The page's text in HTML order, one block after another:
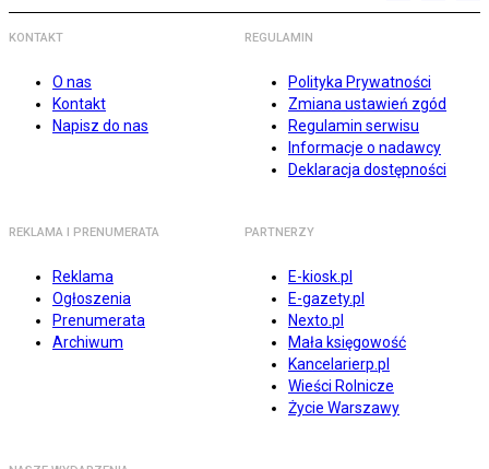
KONTAKT
O nas
Kontakt
Napisz do nas
REGULAMIN
Polityka Prywatności
Zmiana ustawień zgód
Regulamin serwisu
Informacje o nadawcy
Deklaracja dostępności
REKLAMA I PRENUMERATA
Reklama
Ogłoszenia
Prenumerata
Archiwum
PARTNERZY
E-kiosk.pl
E-gazety.pl
Nexto.pl
Mała księgowość
Kancelarierp.pl
Wieści Rolnicze
Życie Warszawy